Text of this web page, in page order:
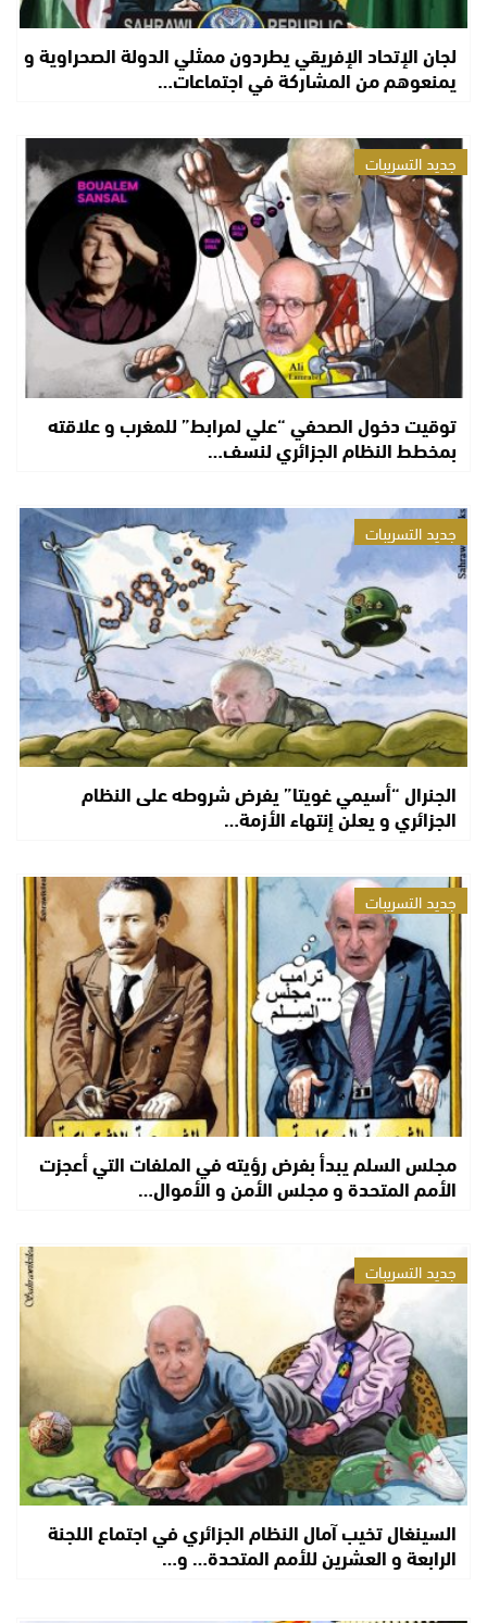
لجان الإتحاد الإفريقي يطردون ممثلي الدولة الصحراوية و
يمنعوهم من المشاركة في اجتماعات…
جديد التسريبات
توقيت دخول الصحفي “علي لمرابط” للمغرب و علاقته
بمخطط النظام الجزائري لنسف…
جديد التسريبات
الجنرال “أسيمي غويتا” يفرض شروطه على النظام
الجزائري و يعلن إنتهاء الأزمة…
جديد التسريبات
مجلس السلم يبدأ بفرض رؤيته في الملفات التي أعجزت
الأمم المتحدة و مجلس الأمن و الأموال…
جديد التسريبات
السينغال تخيب آمال النظام الجزائري في اجتماع اللجنة
الرابعة و العشرين للأمم المتحدة… و…